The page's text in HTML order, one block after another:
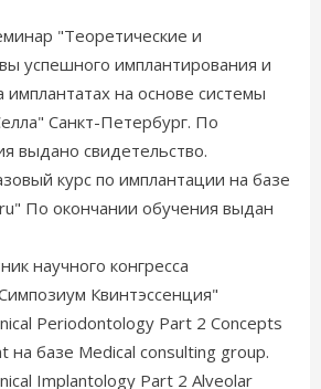
"Теоретические и
успешного имплантирования и
имплантатах на основе системы
Санкт-Петербург. По
выдано свидетельство.
курс по имплантации на базе
По окончании обучения выдан
научного конгресса
Квинтэссенция"
Periodontology Part 2 Concepts
на базе Medical consulting group.
Implantology Part 2 Alveolar